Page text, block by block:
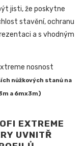
jisti, že poskytne
stavění, ochranu
a s vhodným
nůžkových stanů na
a 6mx3m)
EXTREME
UVNITŘ